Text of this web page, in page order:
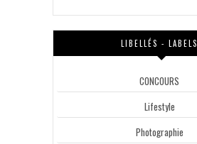
LIBELLÉS - LABELS
CONCOURS
Lifestyle
Photographie